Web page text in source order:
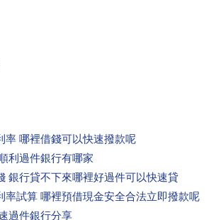
率 哪裡借錢可以快速撥款呢
利過件銀行有哪家
銀行貸不下來哪裡好過件可以快速貸
率試算 哪裡預借現金安全合法立即撥款呢
過件銀行分享